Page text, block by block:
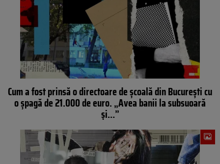
Cum a fost prinsă o directoare de școală din București cu
o șpagă de 21.000 de euro. „Avea banii la subsuoară
și…”